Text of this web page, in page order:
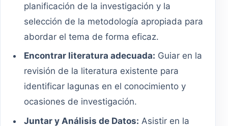
planificación de la investigación y la
selección de la metodología apropiada para
abordar el tema de forma eficaz.
Encontrar literatura adecuada: Guiar en la
revisión de la literatura existente para
identificar lagunas en el conocimiento y
ocasiones de investigación.
Juntar y Análisis de Datos: Asistir en la